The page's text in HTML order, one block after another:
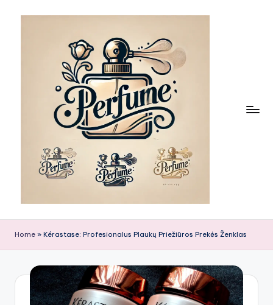
Home » Kérastase: Profesionalus Plaukų Priežiūros Prekės Ženklas